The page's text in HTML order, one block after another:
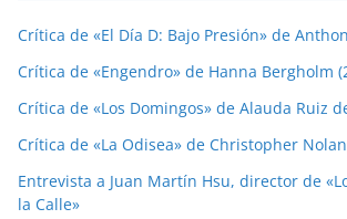
Crítica de «El Día D: Bajo Presión» de
Crítica de «Engendro» de Hanna Bergholm
Crítica de «Los Domingos» de Alauda Ruiz
Crítica de «La Odisea» de Christopher
Entrevista a Juan Martín Hsu, director de
la Calle»